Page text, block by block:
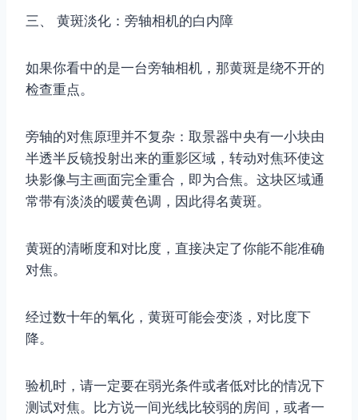
三、 黄斑淡化：旁轴相机的白内障
如果你看中的是一台旁轴相机，那黄斑是绕不开的
检查重点。
旁轴的对焦原理并不复杂：取景器中央有一小块由
半透半反镜投射出来的重影区域，转动对焦环使这
块影像与主画面完全重合，即为合焦。这块区域通
常带有淡淡的暖黄色调，因此得名黄斑。
黄斑的清晰度和对比度，直接决定了你能不能准确
对焦。
经过数十年的氧化，黄斑可能会变淡，对比度下
降。
验机时，请一定要在弱光条件或者低对比的情况下
测试对焦。比方说一间光线比较弱的房间，或者一